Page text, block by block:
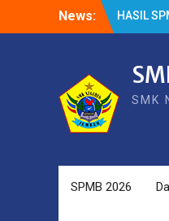
News:
HASIL
Cek
SMK
SPMB 2026